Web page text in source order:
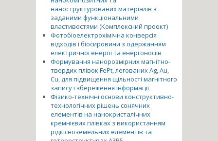
наноструктурованих матеріалів з
заданими функціональними
властивостями (Комплексний проект)
Фотобіоелектрохімічна конверсія
відходів і біосировини з одержанням
електричної енергії та енергоносіїв
Формування нанорозмірних магнітно-
твердих плівок FePt, легованих Ag, Au,
Cu, для підвищення щільності магнітного
запису і збереження інформації
Фізико-технічні основи конструктивно-
технологічних рішень сонячних
елементів на нанокристалічних
кремнієвих плівках з використанням
рідкісноземельних елементів та